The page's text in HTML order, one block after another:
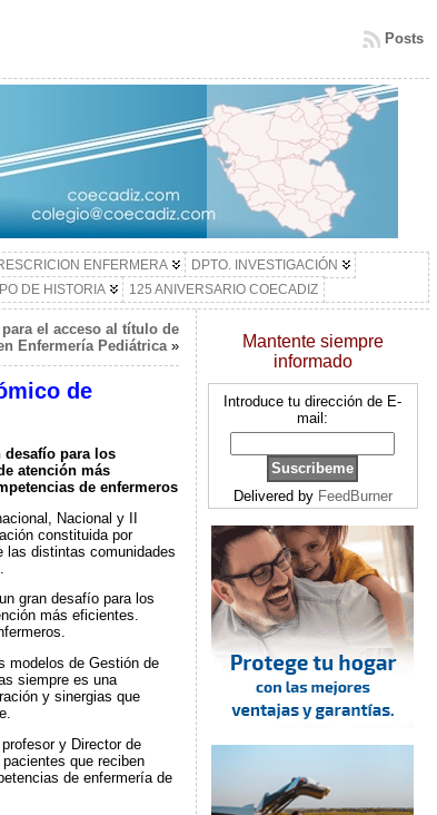
Posts
ENFERMERA
DPTO. INVESTIGACIÓN
DE HISTORIA 125 ANIVERSARIO COECADIZ
el acceso al título de
Enfermería Pediátrica»
de
desafío para los
atención más
de enfermeros
Nacional y II
constituida por
las distintas comunidades
gran desafío para los
más eficientes.
modelos de Gestión de
siempre es una
y sinergias que
y Director de
que reciben
de enfermería de
Mantente siempre
informado
Introduce tu dirección de E-
mail:
Delivered by FeedBurner